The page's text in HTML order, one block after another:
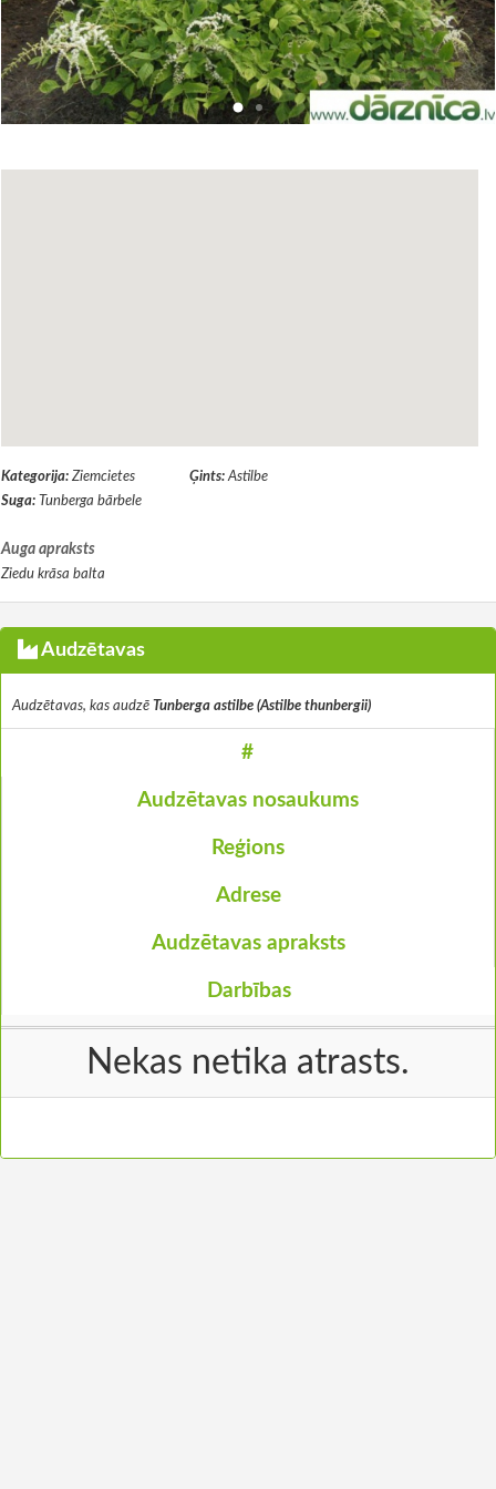
Kategorija: Ziemcietes Ģints: Astilbe
Suga: Tunberga bārbele
Auga apraksts
Ziedu krāsa balta
Audzētavas
Audzētavas, kas audzē Tunberga astilbe (Astilbe thunbergii)
#
Audzētavas nosaukums
Reģions
Adrese
Audzētavas apraksts
Darbības
Nekas netika atrasts.